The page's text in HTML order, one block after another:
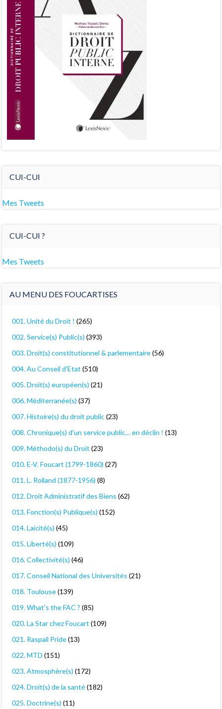
CUI-CUI
Mes Tweets
CUI-CUI ?
Mes Tweets
AU MENU DES FOUCARTISES
001. Unité du Droit ! (265)
002. Service(s) Public(s) (393)
003. Droit(s) constitutionnel & parlementaire(56)
004. Au Conseil d'Etat (510)
005. Droit(s) européen(s) (21)
006. Méditerranée(s) (37)
007. Histoire(s) du droit public(23)
008. Chronique(s) d'un service public… en déclin ! (13)
009. Méthodo(s) du Droit (23)
010. E-V. Foucart (1799-1860) (27)
011. L. Rolland (1877-1956) (8)
012. Droit Administratif des Biens (62)
013. Fonction(s) Publique(s) (152)
014. Laïcité(s) (45)
015. Liberté(s) (109)
016. Collectivité(s) (46)
017. Conseil National des Universités (21)
018. Toulouse(139)
019. What's the FAC ? (85)
020. La Star chez Foucart (109)
021. Raspail Pride(13)
022. MTD (151)
023. Atmosphère(s) (172)
024. Droit(s) de la santé(182)
025. Doctrine(s) (11)